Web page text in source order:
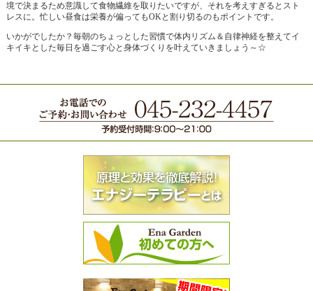
境で決まるため意識して食物繊維を取りたいですが、それを考えすぎるとスト
レスに。忙しい昼食は栄養が偏ってもOKと割り切るのもポイントです。
いかがでしたか？毎朝のちょっとした習慣で体内リズム＆自律神経を整えてイ
キイキとした毎日を過ごす心と身体づくりを叶えていきましょう～☆